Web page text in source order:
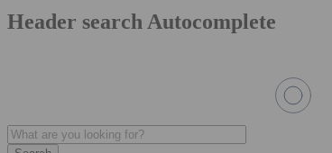
Header search Autocomplete